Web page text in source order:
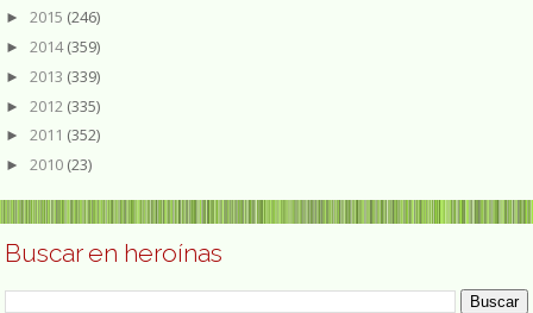
► 2015 (246)
► 2014(359)
► 2013 (339)
► 2012 (335)
► 2011 (352)
► 2010 (23)
Buscar en heroínas